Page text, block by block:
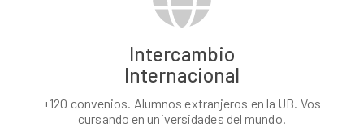
Intercambio
Internacional
+120 convenios. Alumnos extranjeros en la UB. Vos
cursando en universidades del mundo.